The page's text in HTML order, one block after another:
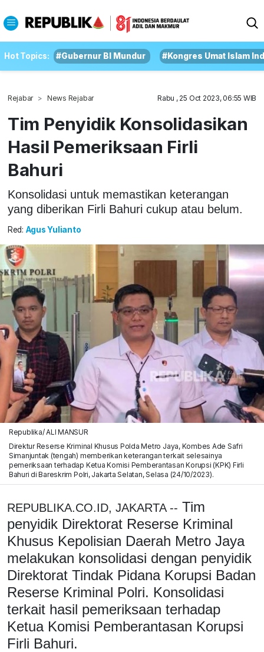
Hot Topics: #Gubernur BI Mundur #Kongres Umat Islam
Rejabar News Rejabar Rabu , 25 Oct 2023, 06:55 WIB
Tim Penyidik Konsolidasikan
Hasil Pemeriksaan Firli
Bahuri
Konsolidasi untuk memastikan keterangan
yang diberikan Firli Bahuri cukup atau belum.
Red: Agus Yulianto
Republika/ ALI MANSUR
Direktur Reserse Kriminal Khusus Polda Metro Jaya, Kombes Ade Safri
Simanjuntak (tengah) memberikan keterangan terkait selesainya
pemeriksaan terhadap Ketua Komisi Pemberantasan Korupsi (KPK) Firli
Bahuri di Bareskrim Polri, Jakarta Selatan, Selasa (24/10/2023).
REPUBLIKA.CO.ID, JAKARTA -- Tim
penyidik Direktorat Reserse Kriminal
Khusus Kepolisian Daerah Metro Jaya
melakukan konsolidasi dengan penyidik
Direktorat Tindak Pidana Korupsi Badan
Reserse Kriminal Polri. Konsolidasi
terkait hasil pemeriksaan terhadap
Ketua Komisi Pemberantasan Korupsi
Firli Bahuri.